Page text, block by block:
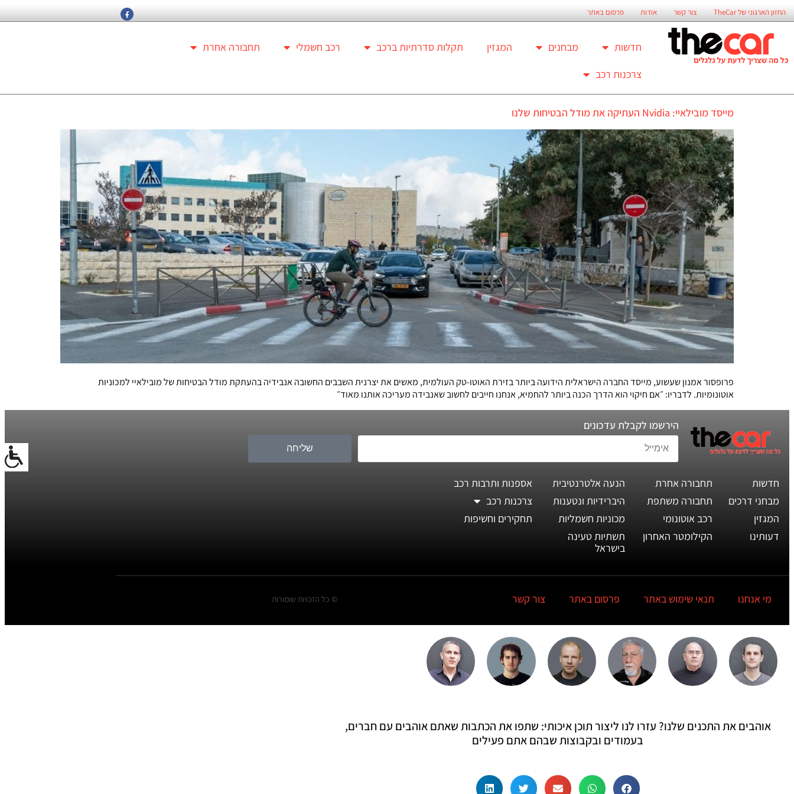
החזון הארגוני של TheCar צור קשר אודות פרסום באתר
חדשות מבחנים המגזין תקלות סדרתיות ברכב רכב חשמלי
תחבורה אחרת
צרכנות רכב
מייסד מובילאיי: Nvidia העתיקה את מודל הבטיחות שלנו
פרופסור אמנון שעשוע, מייסד החברה הישראלית הידועה ביותר בזירת האוטו-טק העולמית, מאשים את יצרנית השבבים החשובה אנבידיה בהעתקת מודל הבטיחות של מובילאיי למכוניות
אוטונומיות. לדבריו: ״אם חיקוי הוא הדרך הכנה ביותר להחמיא, אנחנו חייבים לחשוב שאנבידה מעריכה אותנו מאוד״
הירשמו לקבלת עדכונים
שליחה
חדשות
מבחני דרכים
המגזין
דעותינו
תחבורה אחרת
תחבורה משתפת
רכב אוטונומי
הקילומטר האחרון
הנעה אלטרנטיבית
היברידיות ונטענות
מכוניות חשמליות
תשתיות טעינה
בישראל
אספנות ותרבות רכב
צרכנות רכב
תחקירים וחשיפות
מי אנחנו תנאי שימוש באתר פרסום באתר צור קשר © כל הזכויות שומורות
אוהבים את התכנים שלנו? עזרו לנו ליצור תוכן איכותי: שתפו את הכתבות שאתם אוהבים עם חברים,
בעמודים ובקבוצות שבהם אתם פעילים